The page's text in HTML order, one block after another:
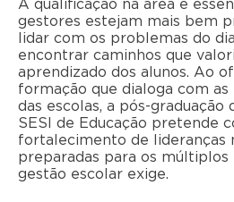
A qualificação na área é
gestores estejam mais bem
lidar com os problemas do
encontrar caminhos que
aprendizado dos alunos. Ao
formação que dialoga com as
das escolas, a pós-graduação
SESI de Educação pretende
fortalecimento de lideranças
preparadas para os múltiplos
gestão escolar exige.